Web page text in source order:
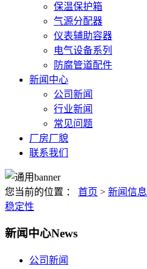
保温保护箱
气源分配器
仪表辅助容器
电气设备系列
防腐管道配件
新闻中心
公司新闻
行业新闻
常见问题
厂房厂貌
联系我们
您当前的位置 ： 首页 > 新闻信息
稳定性
新闻中心News
公司新闻